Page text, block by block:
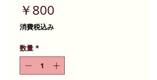
￥800
消費税込み
数量 *